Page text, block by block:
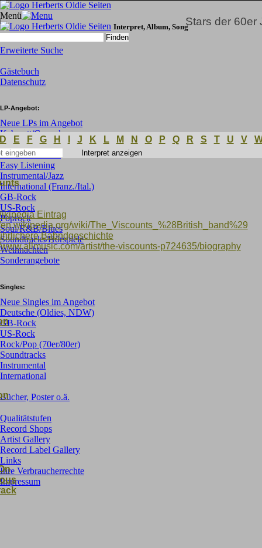
Menü
Interpret, Album, Song
Erweiterte Suche
Gästebuch
Datenschutz
LP-Angebot:
Neue LPs im Angebot
Kabarett/Comedy
C&W/Folk
Deutsche Oldies
Easy Listening
Instrumental/Jazz
International (Franz./Ital.)
GB-Rock
US-Rock
Poprock
Soul/R&B/Blues
Soundtracks/Hörspiele
Weihnachten
Sonderangebote
Singles:
Neue Singles im Angebot
Deutsche (Oldies, NDW)
GB-Rock
US-Rock
Rock/Pop (70er/80er)
Soundtracks
Instrumental
International
Bücher, Poster o.ä.
Qualitätstufen
Record Shops
Artist Gallery
Record Label Gallery
Links
Ihre Verbraucherrechte
Impressum
Stars der 60er
E F G H J K L M N O P Q R S T U V
Eintrag
wiki/The_Viscounts_%28British_band%29
Babndgeschichte
artist/the-viscounts-p724635/biography